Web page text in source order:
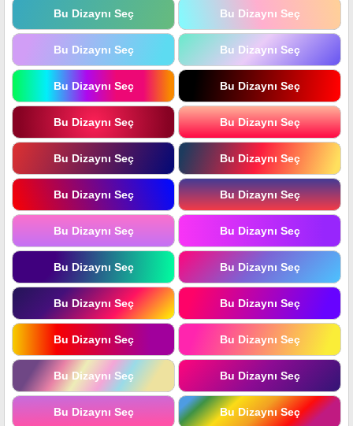
Bu Dizaynı Seç Bu Dizaynı Seç
Bu Dizaynı Seç Bu Dizaynı Seç
Bu Dizaynı Seç Bu Dizaynı Seç
Bu Dizaynı Seç Bu Dizaynı Seç
Bu Dizaynı Seç Bu Dizaynı Seç
Bu Dizaynı Seç Bu Dizaynı Seç
Bu Dizaynı Seç Bu Dizaynı Seç
Bu Dizaynı Seç Bu Dizaynı Seç
Bu Dizaynı Seç Bu Dizaynı Seç
Bu Dizaynı Seç Bu Dizaynı Seç
Bu Dizaynı Seç Bu Dizaynı Seç
Bu Dizaynı Seç Bu Dizaynı Seç